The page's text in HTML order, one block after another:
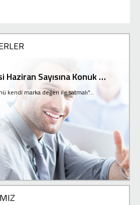
TİMDER Dergisi Haziran Sayısına Konuk Olduk
kendi marka değeri ile satmalı"...
Yeni
Basın